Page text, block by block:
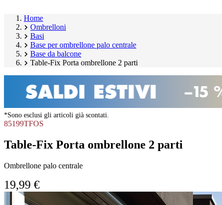
Home
Ombrelloni
Basi
Base per ombrellone palo centrale
Base da balcone
Table-Fix Porta ombrellone 2 parti
*Sono esclusi gli articoli già scontati.
85199TFOS
Table-Fix Porta ombrellone 2 parti
Ombrellone palo centrale
19,99 €
Image